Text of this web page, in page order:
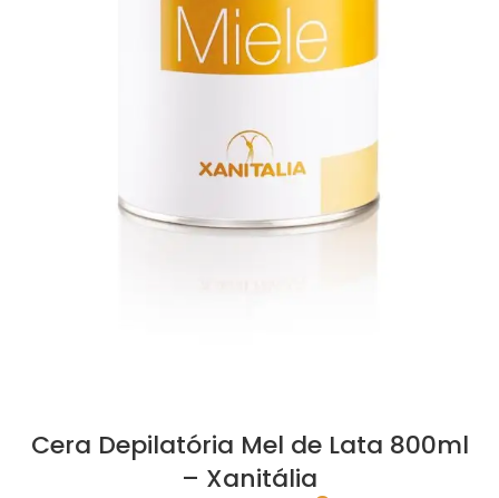
Cera Depilatória Mel de Lata 800ml
– Xanitália